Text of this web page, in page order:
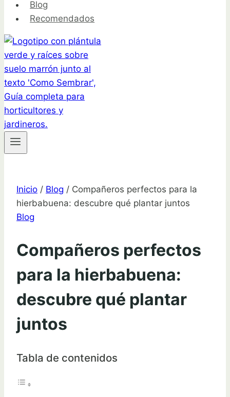
Blog
Recomendados
Inicio / Blog / Compañeros perfectos para la
hierbabuena: descubre qué plantar juntos
Blog
Compañeros perfectos
para la hierbabuena:
descubre qué plantar
juntos
Tabla de contenidos